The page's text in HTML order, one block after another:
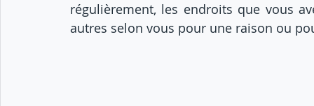
régulièrement, les endroits que vous
autres selon vous pour une raison ou